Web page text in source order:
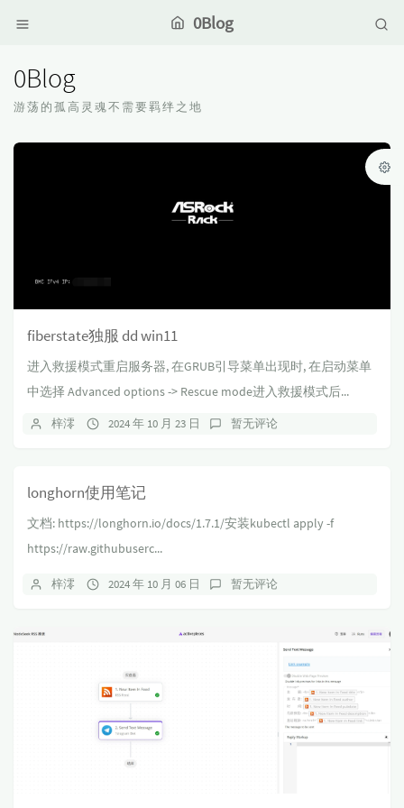
0Blog
0Blog
游荡的孤高灵魂不需要羁绊之地
fiberstate独服 dd win11
进入救援模式重启服务器, 在GRUB引导菜单出现时, 在启动菜单
中选择 Advanced options -> Rescue mode进入救援模式后...
梓澪 2024 年 10 月 23 日 暂无评论
longhorn使用笔记
文档: https://longhorn.io/docs/1.7.1/安装kubectl apply -f
https://raw.githubuserc...
梓澪 2024 年 10 月 06 日 暂无评论